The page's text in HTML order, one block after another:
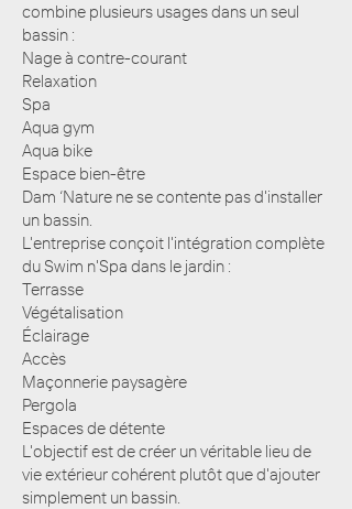
combine plusieurs usages dans un seul
bassin :
Nage à contre-courant
Relaxation
Spa
Aqua gym
Aqua bike
Espace bien-être
Dam ‘Nature ne se contente pas d'installer
un bassin.
L'entreprise conçoit l'intégration complète
du Swim n'Spa dans le jardin :
Terrasse
Végétalisation
Éclairage
Accès
Maçonnerie paysagère
Pergola
Espaces de détente
L'objectif est de créer un véritable lieu de
vie extérieur cohérent plutôt que d'ajouter
simplement un bassin.